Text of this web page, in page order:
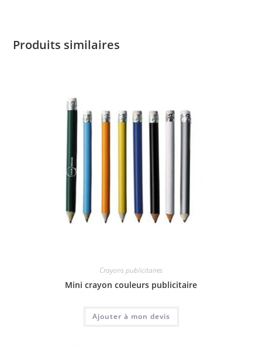
Produits similaires
Crayons publicitaires
Mini crayon couleurs publicitaire
Ajouter à mon devis